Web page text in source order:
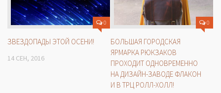
0
ЗВЕЗДОПАДЫ ЭТОЙ ОСЕНИ!
14 СЕН, 2016
0
БОЛЬШАЯ ГОРОДСКАЯ
ЯРМАРКА РЮКЗАКОВ
ПРОХОДИТ ОДНОВРЕМЕННО
НА ДИЗАЙН-ЗАВОДЕ ФЛАКОН
И В ТРЦ РОЛЛ-ХОЛЛ!